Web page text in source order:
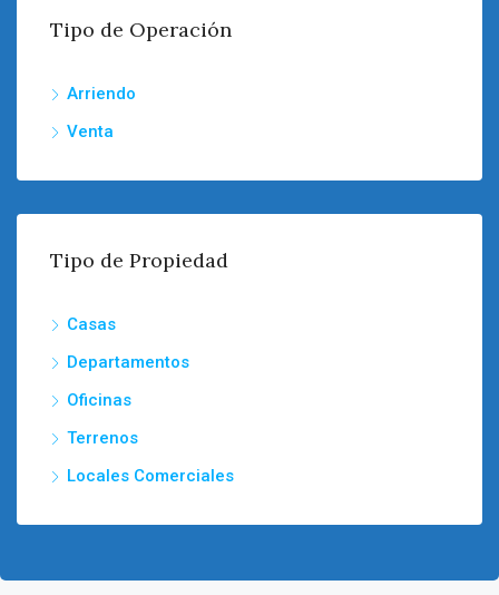
Tipo de Operación
Arriendo
Venta
Tipo de Propiedad
Casas
Departamentos
Oficinas
Terrenos
Locales Comerciales